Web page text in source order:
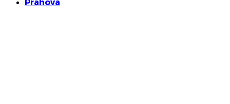
Prahova